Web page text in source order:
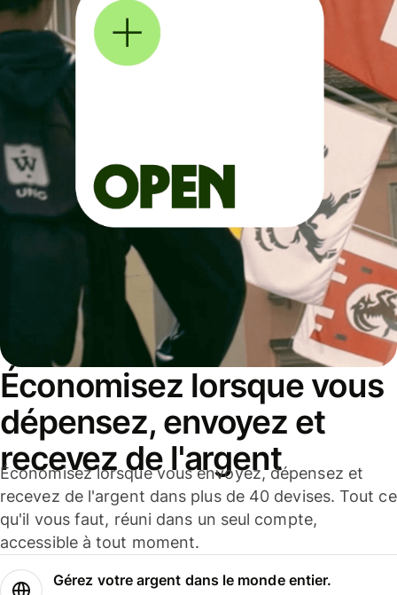
Économisez lorsque vous
dépensez, envoyez et
recevez de l'argent
Économisez lorsque vous envoyez, dépensez et
recevez de l'argent dans plus de 40 devises. Tout ce
qu'il vous faut, réuni dans un seul compte,
accessible à tout moment.
Gérez votre argent dans le monde entier.